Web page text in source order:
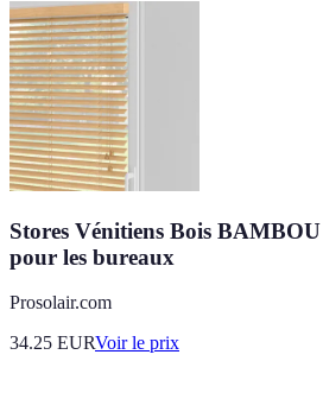
Stores Vénitiens Bois
pour les bureaux
Prosolair.com
34.25 EURVoir le prix